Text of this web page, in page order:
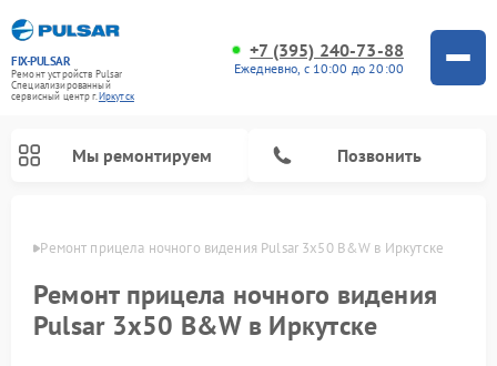
FIX-PULSAR
Ремонт устройств Pulsar
Специализированный
cервисный центр г.Иркутск
+7 (395) 240-73-88
Ежедневно, с 10:00 до 20:00
Мы ремонтируем Позвонить
Ремонт прицела ночного видения Pulsar 3x50 B&W в Иркутске
Ремонт прицела ночного видения
Pulsar 3x50 B&W в Иркутске